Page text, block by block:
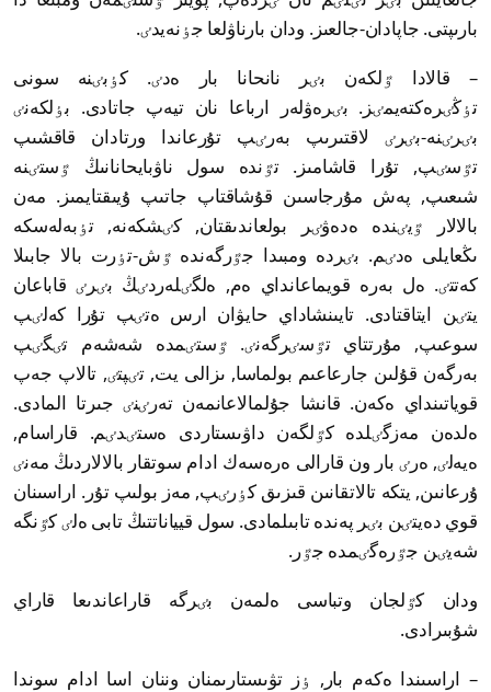
بارىپتى. جاپادان-جالعىز. ودان بارناۋلعا جٶنەيدٸ.
– قالادا ٷلكەن بٸر نانحانا بار ەدٸ. كٶبٸنە سونى
تٶڭٸرەكتەيمٸز. بٸرەۋلەر ارباعا نان تيەپ جاتادى. بٶلكەنٸ
بٸرٸنە-بٸرٸ لاقتىرىپ بەرٸپ تۇرعاندا ورتادان قاقشىپ
تٷسٸپ, تۇرا قاشامىز. تٷندە سول ناۋبايحانانىڭ ٷستٸنە
شىعىپ, پەش مۇرجاسىن قۇشاقتاپ جاتىپ ۇيىقتايمىز. مەن
بالالار ٷيٸندە ەدەۋٸر بولعاندىقتان, كٸشكەنە, تٶبەلەسكە
ىڭعايلى ەدٸم. بٸردە ومبىدا جٷرگەندە ٷش-تٶرت بالا جابىلا
كەتتٸ. ەل بەرە قويماعانداي ەم, ەلگٸلەردٸڭ بٸرٸ قاباعان
يتٸن ايتاقتادى. تايىنشاداي حايۋان ارس ەتٸپ تۇرا كەلٸپ
سوعىپ, مۇرتتاي تٷسٸرگەنٸ. ٷستٸمدە شەشەم تٸگٸپ
بەرگەن قۇلىن جارعاعىم بولماسا, ىزالى يت, تٸپتٸ, تالاپ جەپ
قوياتىنداي ەكەن. قانشا جۇلمالاعانمەن تەرٸنٸ جىرتا المادى.
ەلدەن مەزگٸلدە كٷلگەن داۋىستاردى ەستٸدٸم. قاراسام,
ەيەلٸ, ەرٸ بار ون قارالى ەرەسەك ادام سوتقار بالالاردىڭ مەنٸ
ۇرعانىن, يتكە تالاتقانىن قىزىق كٶرٸپ, مەز بولىپ تۇر. اراسىنان
قوي دەيتٸن بٸر پەندە تابىلمادى. سول قيياناتتىڭ تابى ەلٸ كٷنگە
شەيٸن جٷرەگٸمدە جٷر.
ودان كٷلجان وتباسى ەلمەن بٸرگە قاراعاندىعا قاراي
شۇبىرادى.
– اراسىندا ەكەم بار, ٶز تۋىستارىمنان وننان اسا ادام سوندا